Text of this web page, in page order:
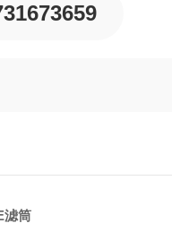
滤筒